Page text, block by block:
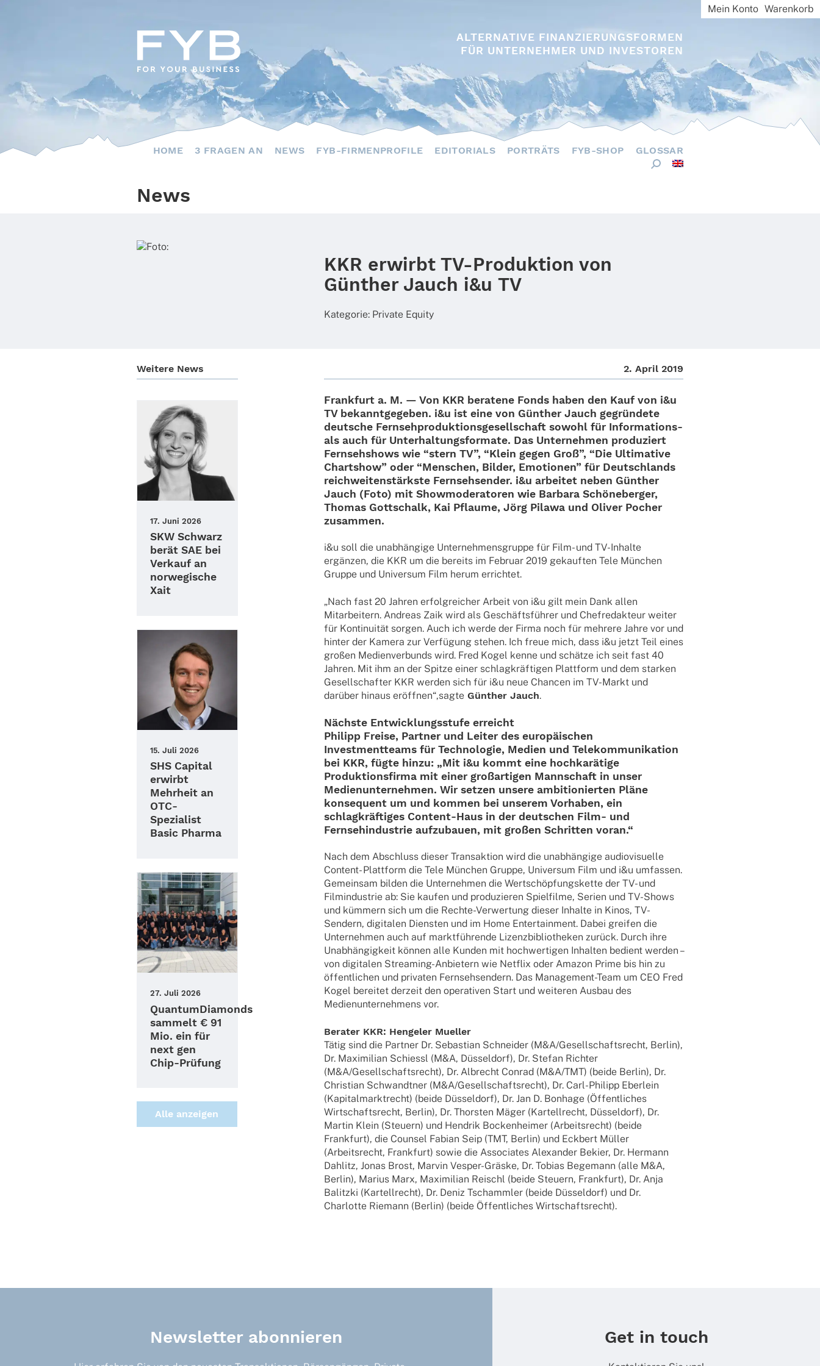
ALTERNATIVE FINANZIERUNGSFORMEN
FÜR UNTERNEHMER UND INVESTOREN
Mein Konto Warenkorb
HOME 3 FRAGEN AN NEWS FYB-FIRMENPROFILE EDITORIALS PORTRÄTS FYB-SHOP GLOSSAR
News
KKR erwirbt TV-Produktion von
Günther Jauch i&u TV
Kate­go­rie: Private Equity
Weitere News
17. Juni 2026
SKW Schwarz
berät SAE bei
Verkauf an
norwegische
Xait
15. Juli 2026
SHS Capital
erwirbt
Mehrheit an
OTC-
Spezialist
Basic Pharma
27. Juli 2026
QuantumDiamonds
sammelt € 91
Mio. ein für
next gen
Chip-Prüfung
Alle anzei­gen
2. April 2019
Frank­furt a. M. — Von KKR bera­tene Fonds haben den Kauf von i&u
TVbekannt­ge­ge­ben. i&u ist eine von Günther Jauch gegrün­dete
deut­sche Fern­seh­pro­duk­ti­ons­ge­sell­schaft sowohl für Infor­­ma­­ti­ons-
als auch für Unter­hal­tungs­for­mate. Das Unter­neh­men produ­ziert
Fern­seh­shows wie “stern TV”, “Klein gegen Groß”, “Die Ulti­ma­tive
Chart­show” oder “Menschen, Bilder, Emotio­nen” für Deutsch­lands
reich­wei­ten­stärkste Fern­seh­sen­der. i&u arbei­tet neben Günther
Jauch (Foto) mit Show­mo­de­ra­to­ren wie Barbara Schö­ne­ber­ger,
Thomas Gott­schalk, Kai Pflaume, Jörg Pilawa und Oliver Pocher
zusammen.
i&u soll die unab­hän­gige Unter­neh­mens­gruppe für Film- und TV-Inhalte
ergän­zen, die KKR um die bereits im Februar 2019 gekauf­ten Tele München
Gruppe und Univer­sum Film herum errichtet.
„Nach fast 20 Jahren erfolg­rei­cher Arbeit von i&u gilt mein Dank allen
Mitar­bei­tern. Andreas Zaik wird als Geschäftsführer und Chef­re­dak­teur weiter
für Kontinuität sorgen. Auch ich werde der Firma noch für mehrere Jahre vor und
hinter der Kamera zur Verfügung stehen. Ich freue mich, dass i&u jetzt Teil eines
großen Medi­en­ver­bunds wird. Fred Kogel kenne und schätze ich seit fast 40
Jahren. Mit ihm an der Spitze einer schlagkräftigen Platt­form und dem star­ken
Gesell­schaf­ter KKR werden sich für i&u neue Chan­cen im TV-Markt und
darüber hinaus eröffnen“,sagteGünther Jauch.
Nächste Entwick­lungs­stufe erreicht
Phil­ipp Freise, Part­ner und Leiter des europäischen
Invest­ment­teams für Tech­no­lo­gie, Medien und Tele­kom­mu­ni­ka­tion
bei KKR, fügte hinzu: „Mit i&u kommt eine hochkarätige
Produk­ti­ons­firma mit einer groß­ar­ti­gen Mann­schaft in unser
Medi­en­un­ter­neh­men. Wir setzen unsere ambi­tio­nier­ten Pläne
konse­quent um und kommen bei unse­rem Vorha­ben, ein
schlagkräftiges Content-Haus in der deut­schen Film- und
Fern­seh­in­dus­trie aufzu­bauen, mit großen Schrit­ten voran.“
Nach dem Abschluss dieser Trans­ak­tion wird die unabhängige audio­vi­su­elle
Content- Platt­form die Tele München Gruppe, Univer­sum Film und i&u umfas­sen.
Gemein­sam bilden die Unter­neh­men die Wertschöpfungskette der TV- und
Film­in­dus­trie ab: Sie kaufen und produ­zie­ren Spiel­filme, Serien und TV-Shows
und kümmern sich um die Rechte-Verwer­­tung dieser Inhalte in Kinos, TV-
Sendern, digi­ta­len Diens­ten und im Home Enter­tain­ment. Dabei grei­fen die
Unter­neh­men auch auf marktführende Lizenz­bi­blio­the­ken zurück. Durch ihre
Unabhängigkeit können alle Kunden mit hoch­wer­ti­gen Inhal­ten bedient werden –
von digi­ta­len Stre­a­­ming-Anbie­­tern wie Netflix oder Amazon Prime bis hin zu
öffentlichen und priva­ten Fern­seh­sen­dern. Das Mana­ge­­ment-Team um CEO Fred
Kogel berei­tet derzeit den opera­ti­ven Start und weite­ren Ausbau des
Medi­en­un­ter­neh­mens vor.
Bera­ter KKR: Henge­ler Mueller
Tätig sind die Part­ner Dr. Sebas­tian Schnei­der (M&A/Gesellschaftsrecht, Berlin),
Dr. Maxi­mi­lian Schiessl (M&A, Düssel­dorf), Dr. Stefan Rich­ter
(M&A/Gesellschaftsrecht), Dr. Albrecht Conrad (M&A/TMT) (beide Berlin), Dr.
Chris­tian Schwandt­ner (M&A/Gesellschaftsrecht), Dr. Carl-Phil­ipp Eber­lein
(Kapi­tal­markt­recht) (beide Düssel­dorf), Dr. Jan D. Bonhage (Öffent­li­ches
Wirt­schafts­recht, Berlin), Dr. Thors­ten Mäger (Kartell­recht, Düssel­dorf), Dr.
Martin Klein (Steu­ern) und Hendrik Bocken­hei­mer (Arbeits­recht) (beide
Frank­furt), die Coun­sel Fabian Seip (TMT, Berlin) und Eckbert Müller
(Arbeits­recht, Frank­furt) sowie die Asso­cia­tes Alex­an­der Bekier, Dr. Hermann
Dahlitz, Jonas Brost, Marvin Vesper-Gräske, Dr. Tobias Bege­mann (alle M&A,
Berlin), Marius Marx, Maxi­mi­lian Reischl (beide Steu­ern, Frank­furt), Dr. Anja
Balitzki (Kartell­recht), Dr. Deniz Tschamm­ler (beide Düssel­dorf) und Dr.
Char­lotte Riemann (Berlin) (beide Öffent­li­ches Wirtschaftsrecht).
Newsletter abonnieren Get in touch